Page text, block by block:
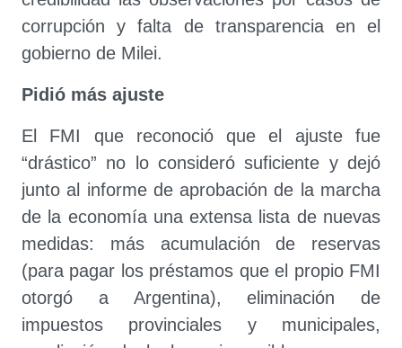
corrupción y falta de transparencia en el
gobierno de Milei.
Pidió más ajuste
El FMI que reconoció que el ajuste fue
“drástico” no lo consideró suficiente y dejó
junto al informe de aprobación de la marcha
de la economía una extensa lista de nuevas
medidas: más acumulación de reservas
(para pagar los préstamos que el propio FMI
otorgó a Argentina), eliminación de
impuestos provinciales y municipales,